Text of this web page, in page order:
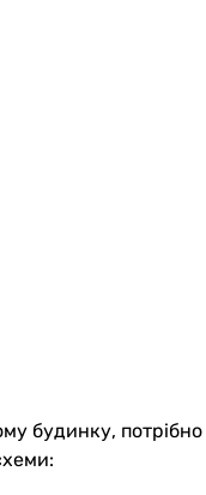
будинку, потрібно